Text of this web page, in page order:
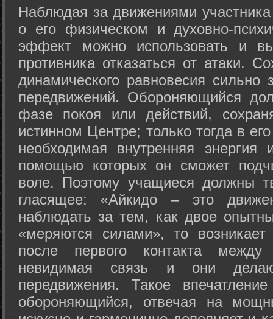
Hаблюдая за движениями
о его физическом и духовно-
эффект можно использовать и
противника отказаться от атаки.
динамического равновесия сильно
передвижений. Обороняющийся
фазе покоя или действий,
истинном Центре; только тогда в
необходимая внутренняя
помощью которых он сможет
воле. Поэтому учащиеся должны
гласящее: «Айкидо – это
наблюдать за тем, как двое
«меряются силами», то возникает
после первого контакта
невидимая связь и они
передвижения. Такое
обороняющийся, отвечая на